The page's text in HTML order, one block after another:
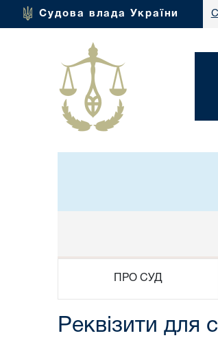
Судова влада України
ПРО СУД
Реквізити для